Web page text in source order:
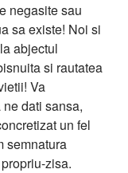
negasite sau
sa existe! Noi si
abjectul
si rautatea
Va
dati sansa,
un fel
semnatura
zisa.